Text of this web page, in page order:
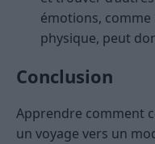
émotions,
physique, peut
Conclusion
Apprendre comment
un voyage vers un